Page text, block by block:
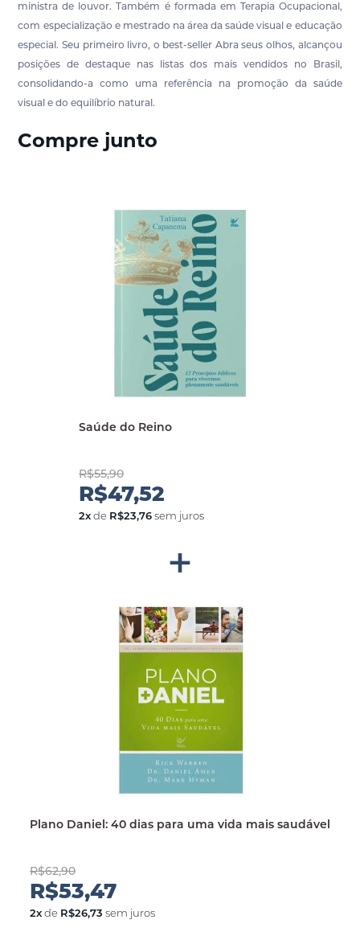
ministra de louvor. Também é formada em Terapia Ocupacional,
com especialização e mestrado na área da saúde visual e educação
especial. Seu primeiro livro, o best-seller Abra seus olhos, alcançou
posições de destaque nas listas dos mais vendidos no Brasil,
consolidando-a como uma referência na promoção da saúde
visual e do equilíbrio natural.
Compre junto
Saúde do Reino
R$55,90
R$47,52
2xde R$23,76sem juros
+
Plano Daniel: 40 dias para uma vida mais saudável
R$62,90
R$53,47
2xde R$26,73 sem juros